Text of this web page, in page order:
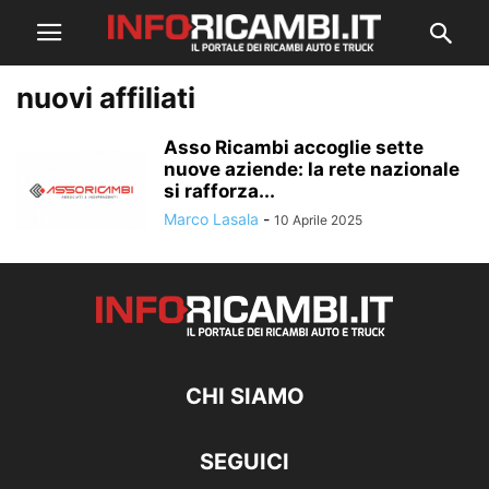
nuovi affiliati
Asso Ricambi accoglie sette
nuove aziende: la rete nazionale
si rafforza...
Marco Lasala - 10 Aprile 2025
CHI SIAMO
SEGUICI